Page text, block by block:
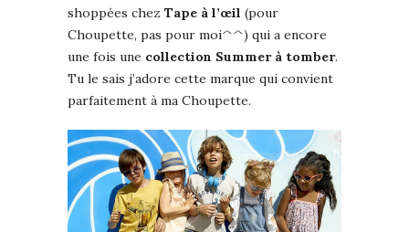
shoppées chez Tape à l’œil (pour
Choupette, pas pour moi^^) qui a encore
une fois une collection Summer à tomber.
Tu le sais j’adore cette marque qui convient
parfaitement à ma Choupette.